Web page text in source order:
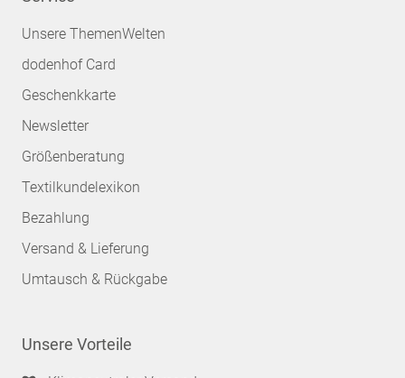
Unsere ThemenWelten
dodenhof Card
Geschenkkarte
Newsletter
Größenberatung
Textilkundelexikon
Bezahlung
Versand & Lieferung
Umtausch & Rückgabe
Unsere Vorteile